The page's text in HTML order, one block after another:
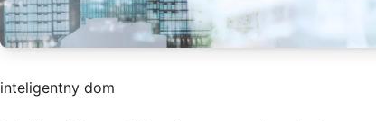
inteligentny dom